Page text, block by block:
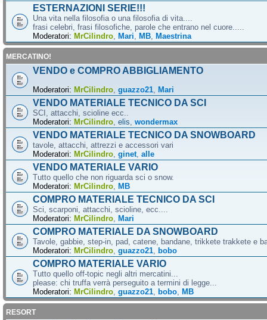
ESTERNAZIONI SERIE!!!
Una vita nella filosofia o una filosofia di vita....
frasi celebri, frasi filosofiche, parole che entrano nel cuore.....
Moderatori: MrCilindro Mari MB Maestrina
MERCATINO!
VENDO e COMPRO ABBIGLIAMENTO
Moderatori: MrCilindro guazzo21 Mari
VENDO MATERIALE TECNICO DA SCI
SCI, attacchi, scioline ecc..
Moderatori: MrCilindro elis wondermax
VENDO MATERIALE TECNICO DA SNOWBOARD
tavole, attacchi, attrezzi e accessori vari
Moderatori: MrCilindro ginet alle
VENDO MATERIALE VARIO
Tutto quello che non riguarda sci o snow.
Moderatori: MrCilindro MB
COMPRO MATERIALE TECNICO DA SCI
Sci, scarponi, attacchi, scioline, ecc....
Moderatori: MrCilindro Mari
COMPRO MATERIALE DA SNOWBOARD
Tavole, gabbie, step-in, pad, catene, bandane, trikkete trakkete e
Moderatori: MrCilindro guazzo21 bobo
COMPRO MATERIALE VARIO
Tutto quello off-topic negli altri mercatini...
please: chi truffa verrà perseguito a termini di legge...
Moderatori: MrCilindro guazzo21 bobo MB
RESORT